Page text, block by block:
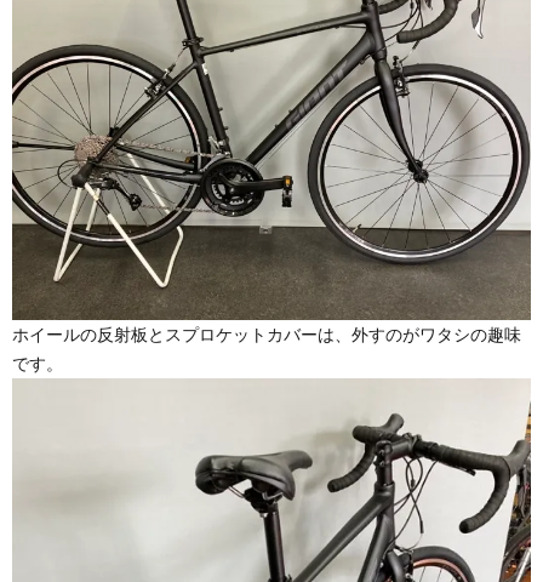
ホイールの反射板とスプロケットカバーは、外すのがワタシの趣味
です。